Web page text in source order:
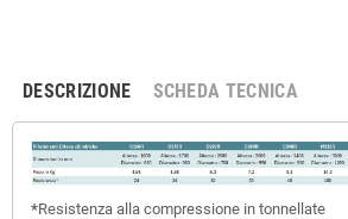
DESCRIZIONE SCHEDA TECNICA
*Resistenza alla compressione in tonnellate